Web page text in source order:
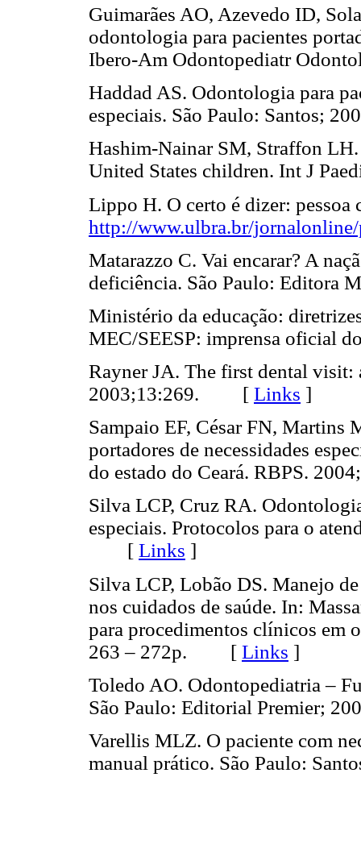
Guimarães AO, Azevedo ID,
odontologia para pacientes
Ibero-Am Odontopediatr
Haddad AS. Odontologia para
especiais. São Paulo:
Hashim-Nainar SM, Straffon
United States children. Int J
Lippo H. O certo é dizer:
http://www.ulbra.br/
Matarazzo C. Vai encarar? A
deficiência. São Paulo:
Ministério da educação:
MEC/SEESP: imprensa
Rayner JA. The first dental
2003;13:269. [ Links ]
Sampaio EF, César FN,
portadores de necessidades
do estado do Ceará. RBPS.
Silva LCP, Cruz RA.
especiais. Protocolos para o
[ Links ]
Silva LCP, Lobão DS. Manejo
nos cuidados de saúde. In:
para procedimentos clínicos em
263 – 272p. [ Links ]
Toledo AO. Odontopediatria –
São Paulo: Editorial
Varellis MLZ. O paciente com
manual prático. São Paulo: